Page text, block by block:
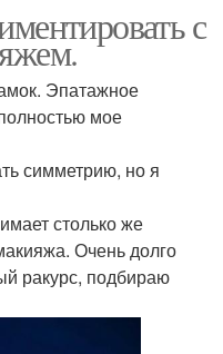
с
Эпатажное
мое
симметрию, но я
столько же
Очень долго
ракурс, подбираю